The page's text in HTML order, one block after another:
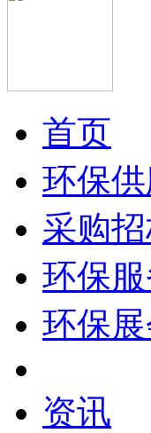
首页
环保
采购
环保
环保
资讯